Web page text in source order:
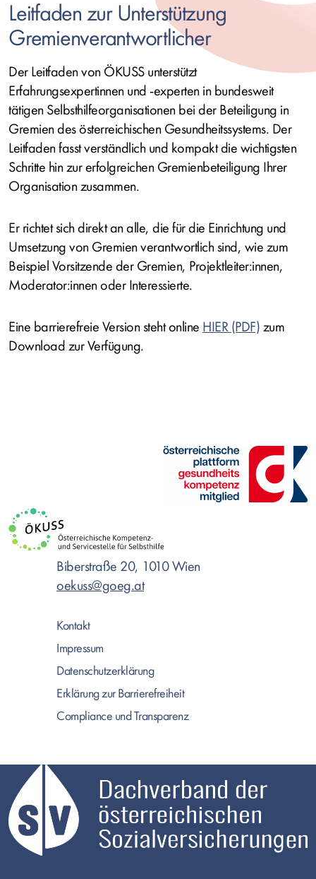
Leitfaden zur Unterstützung
Gremienverantwortlicher
Der Leitfaden von ÖKUSS unterstützt
Erfahrungsexpertinnen und -experten in bundesweit
tätigen Selbsthilfeorganisationen bei der Beteiligung in
Gremien des österreichischen Gesundheitssystems. Der
Leitfaden fasst verständlich und kompakt die wichtigsten
Schritte hin zur erfolgreichen Gremienbeteiligung Ihrer
Organisation zusammen.
Er richtet sich direkt an alle, die für die Einrichtung und
Umsetzung von Gremien verantwortlich sind, wie zum
Beispiel Vorsitzende der Gremien, Projektleiter:innen,
Moderator:innenoder Interessierte.
Eine barrierefreie Version steht online HIER
zum
Download zur Verfügung.
Biberstraße 20, 1010 Wien
oekuss@goeg.at
Kontakt
Impressum
Datenschutzerklärung
Erklärung zur Barrierefreiheit
Compliance und Transparenz
Bild